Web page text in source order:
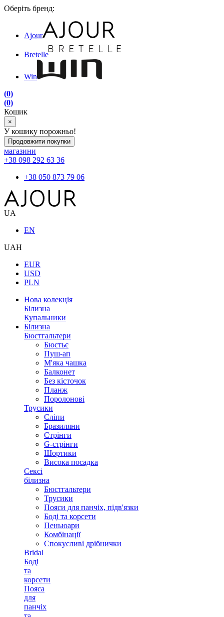
Оберіть бренд:
Ajour
Bretelle
Win
(0)
(0)
Кошик
×
У кошику порожньо!
Продовжити покупки
магазини
+38 098 292 63 36
+38 050 873 79 06
UA
EN
UAH
EUR
USD
PLN
Нова колекція
Білизна
Купальники
Білизна
Бюстгальтери
Бюстьє
Пуш-ап
М'яка чашка
Балконет
Без кісточок
Планж
Поролонові
Трусики
Сліпи
Бразиляни
Стрінги
G-стрінги
Шортики
Висока посадка
Сексі
білизна
Бюстгальтери
Трусики
Пояси для панчіх, підв'язки
Боді та корсети
Пеньюари
Комбінації
Спокусливі дрібнички
Bridal
Боді
та
корсети
Пояса
для
панчіх